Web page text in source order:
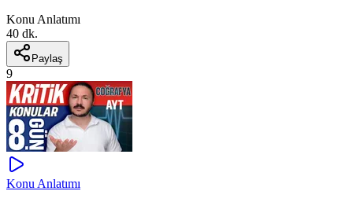
Konu Anlatımı
40 dk.
Paylaş
9
Konu Anlatımı